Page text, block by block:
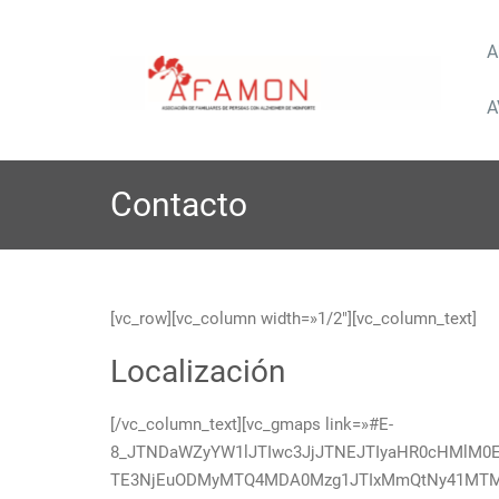
Contacto
[vc_row][vc_column width=»1/2″][vc_column_text]
Localización
[/vc_column_text][vc_gmaps link=»#E-